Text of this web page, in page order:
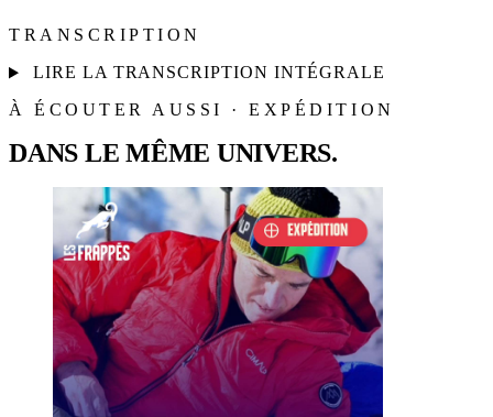
TRANSCRIPTION
LIRE LA TRANSCRIPTION INTÉGRALE
À ÉCOUTER AUSSI · EXPÉDITION
DANS LE MÊME UNIVERS.